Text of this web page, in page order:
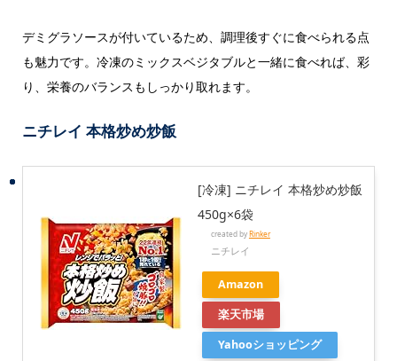
デミグラソースが付いているため、調理後すぐに食べられる点
も魅力です。冷凍のミックスベジタブルと一緒に食べれば、彩
り、栄養のバランスもしっかり取れます。
ニチレイ 本格炒め炒飯
[冷凍] ニチレイ 本格炒め炒飯
450g×6袋
created byRinker
ニチレイ
Amazon
楽天市場
Yahooショッピング